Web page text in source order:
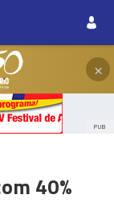
×
PUB
40%